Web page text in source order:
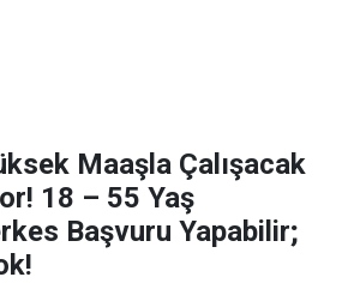
Maaşla Çalışacak
18 – 55 Yaş
Başvuru Yapabilir;